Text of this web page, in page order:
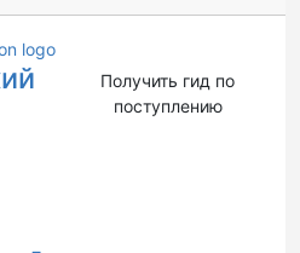
Получить гид по
поступлению